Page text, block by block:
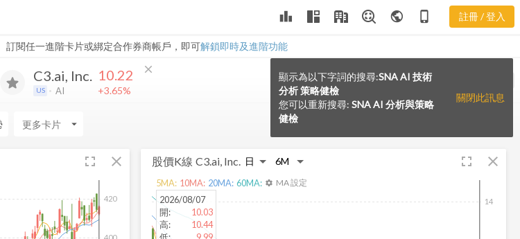
leaderboard public phone_iphone 註冊 / 登入
訂閱任一進階卡片或綁定合作券商帳戶，即可解鎖即時及進階功能
顯示為以下字詞的搜尋:SNA AI 技術
分析 策略健檢
您可以重新搜尋: SNA AI 分析與策略
健檢
關閉此訊息
C3.ai, Inc.
US AI
10.22
+3.65%
close
arrow_drop_down
fullscreen close
420
股價K線 C3.ai, Inc. fullscreen close
14
2026/08/07
開:
10.03
高:
10.44
5MA: 10MA: 20MA: 60MA: settings MA 設定